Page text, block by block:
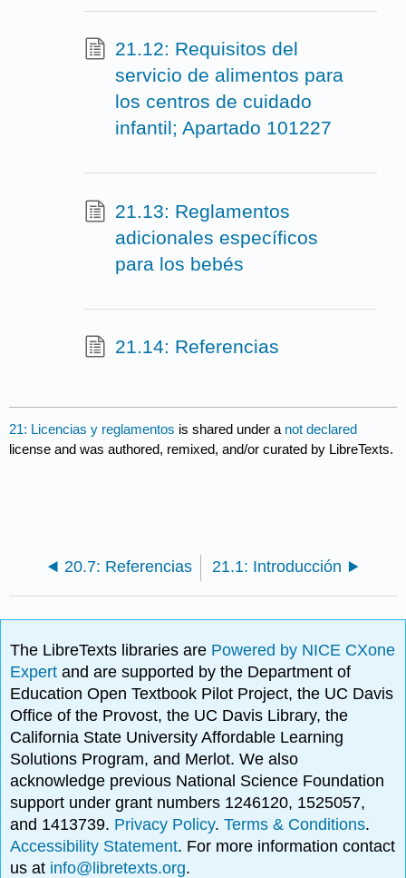
21.12: Requisitos del
servicio de alimentos para
los centros de cuidado
infantil; Apartado 101227
21.13: Reglamentos
adicionales específicos
para los bebés
21.14: Referencias
21: Licencias y reglamentos is shared under a not declared
license and was authored, remixed, and/or curated by LibreTexts.
20.7: Referencias 21.1: Introducción
The LibreTexts libraries are Powered by NICE CXone
Expertand are supported by the Department of
Education Open Textbook Pilot Project, the UC Davis
Office of the Provost, the UC Davis Library, the
California State University Affordable Learning
Solutions Program, and Merlot. We also
acknowledge previous National Science Foundation
support under grant numbers 1246120, 1525057,
and 1413739. Privacy Policy.Terms & Conditions.
Accessibility Statement. For more information contact
us at info@libretexts.org.